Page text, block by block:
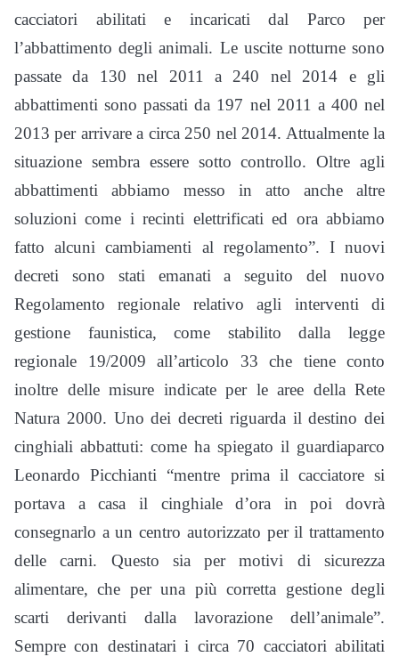
cacciatori abilitati e incaricati dal Parco per
l’abbattimento degli animali. Le uscite notturne sono
passate da 130 nel 2011 a 240 nel 2014 e gli
abbattimenti sono passati da 197 nel 2011 a 400 nel
2013 per arrivare a circa 250 nel 2014. Attualmente la
situazione sembra essere sotto controllo. Oltre agli
abbattimenti abbiamo messo in atto anche altre
soluzioni come i recinti elettrificati ed ora abbiamo
fatto alcuni cambiamenti al regolamento”. I nuovi
decreti sono stati emanati a seguito del nuovo
Regolamento regionale relativo agli interventi di
gestione faunistica, come stabilito dalla legge
regionale 19/2009 all’articolo 33 che tiene conto
inoltre delle misure indicate per le aree della Rete
Natura 2000. Uno dei decreti riguarda il destino dei
cinghiali abbattuti: come ha spiegato il guardiaparco
Leonardo Picchianti “mentre prima il cacciatore si
portava a casa il cinghiale d’ora in poi dovrà
consegnarlo a un centro autorizzato per il trattamento
delle carni. Questo sia per motivi di sicurezza
alimentare, che per una più corretta gestione degli
scarti derivanti dalla lavorazione dell’animale”.
Sempre con destinatari i circa 70 cacciatori abilitati